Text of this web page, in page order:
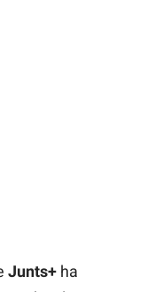
Junts+ ha